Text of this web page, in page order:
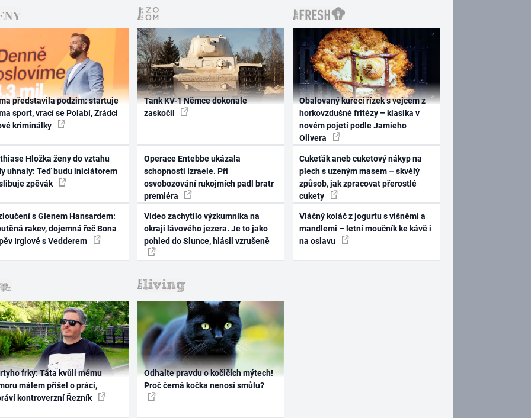
představila podzim: startuje
sport, vrací se Polabí, Zrádci
kriminálky
Hložka ženy do vztahu
uhnaly: Teď budu iniciátorem
zpěvák
s Glenem Hansardem:
rakev, dojemná řeč Bona
Irglové s Vedderem
Tank KV-1 Němce dokonale
zaskočil
Operace Entebbe ukázala
schopnosti Izraele. Při
osvobozování rukojmích padl bratr
premiéra
Video zachytilo výzkumníka na
okraji lávového jezera. Je to jako
pohled do Slunce, hlásil vzrušeně
Obalovaný kuřecí řízek s vejcem z
horkovzdušné fritézy – klasika v
novém pojetí podle Jamieho
Olivera
Cukeťák aneb cuketový nákyp na
plech s uzeným masem – skvělý
způsob, jak zpracovat přerostlé
cukety
Vláčný koláč z jogurtu s višněmi a
mandlemi – letní moučník ke kávě i
na oslavu
frky: Táta kvůli mému
málem přišel o práci,
kontroverzní Řezník
Odhalte pravdu o kočičích mýtech!
Proč černá kočka nenosí smůlu?